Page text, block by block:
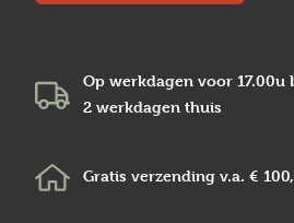
Op werkdagen voor 17.00u
2 werkdagen thuis
Gratis verzending v.a. €